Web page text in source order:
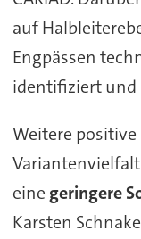
auf
Engpässen
identifiziert und
Weitere positive
eine geringere
Karsten